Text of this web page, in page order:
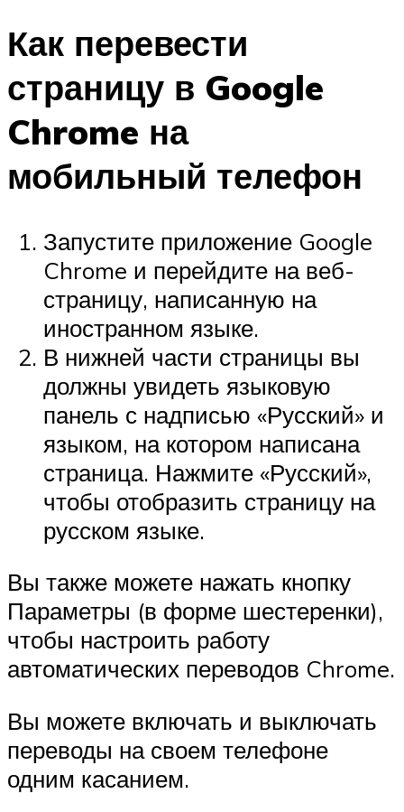
Как перевести
страницу в Google
Chrome на
мобильный телефон
Запустите приложение Google
Chrome и перейдите на веб-
страницу, написанную на
иностранном языке.
В нижней части страницы вы
должны увидеть языковую
панель с надписью «Русский» и
языком, на котором написана
страница. Нажмите «Русский»,
чтобы отобразить страницу на
русском языке.
Вы также можете нажать кнопку
Параметры (в форме шестеренки),
чтобы настроить работу
автоматических переводов Chrome.
Вы можете включать и выключать
переводы на своем телефоне
одним касанием.